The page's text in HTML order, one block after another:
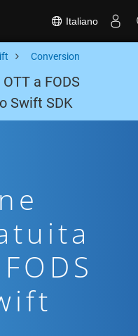
Italiano
Conversion
a FODS
Swift SDK